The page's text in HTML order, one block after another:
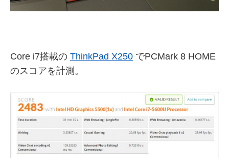
Core i7搭載の ThinkPad X250 でPCMark 8 HOME
のスコアを計測。